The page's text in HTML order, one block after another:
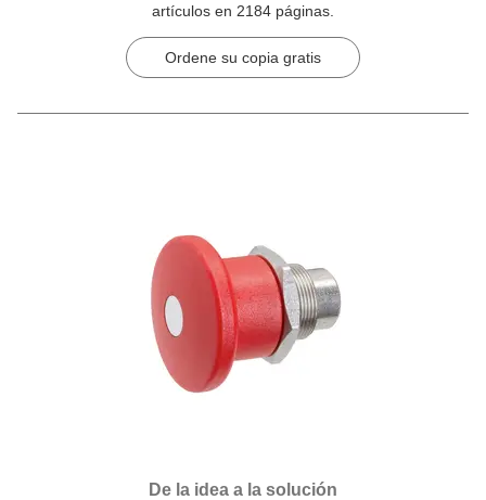
artículos en 2184 páginas.
Ordene su copia gratis
De la idea a la solución